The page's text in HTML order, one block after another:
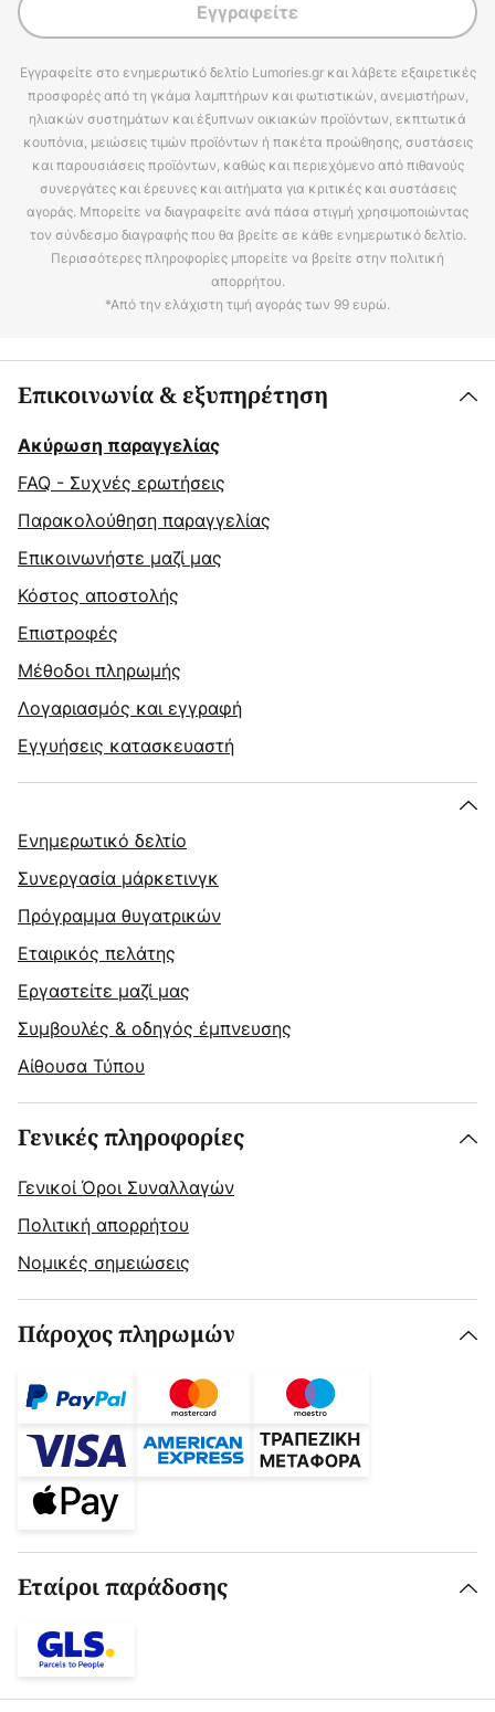
Εγγραφείτε
Εγγραφείτε στο ενημερωτικό δελτίο Lumories.gr και λάβετε εξαιρετικές
προσφορές από τη γκάμα λαμπτήρων και φωτιστικών, ανεμιστήρων,
ηλιακών συστημάτων και έξυπνων οικιακών προϊόντων, εκπτωτικά
κουπόνια, μειώσεις τιμών προϊόντων ή πακέτα προώθησης, συστάσεις
και παρουσιάσεις προϊόντων, καθώς και περιεχόμενο από πιθανούς
συνεργάτες και έρευνες και αιτήματα για κριτικές και συστάσεις
αγοράς. Μπορείτε να διαγραφείτε ανά πάσα στιγμή χρησιμοποιώντας
τον σύνδεσμο διαγραφής που θα βρείτε σε κάθε ενημερωτικό δελτίο.
Περισσότερες πληροφορίες μπορείτε να βρείτε στην πολιτική
απορρήτου.
*Από την ελάχιστη τιμή αγοράς των 99 ευρώ.
Επικοινωνία & εξυπηρέτηση
Ακύρωση παραγγελίας
FAQ - Συχνές ερωτήσεις
Παρακολούθηση παραγγελίας
Επικοινωνήστε μαζί μας
Κόστος αποστολής
Επιστροφές
Μέθοδοι πληρωμής
Λογαριασμός και εγγραφή
Εγγυήσεις κατασκευαστή
Ενημερωτικό δελτίο
Συνεργασία μάρκετινγκ
Πρόγραμμα θυγατρικών
Εταιρικός πελάτης
Εργαστείτε μαζί μας
Συμβουλές & οδηγός έμπνευσης
Αίθουσα Τύπου
Γενικές πληροφορίες
Γενικοί Όροι Συναλλαγών
Πολιτική απορρήτου
Νομικές σημειώσεις
Πάροχος πληρωμών
Εταίροι παράδοσης